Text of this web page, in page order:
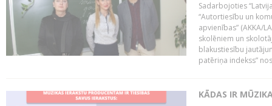
Sadarbojoties
“Autortiesību un
apvienības” (AKKA/
skolēniem un
blakustiesību
patēriņa indekss”
KĀDAS IR